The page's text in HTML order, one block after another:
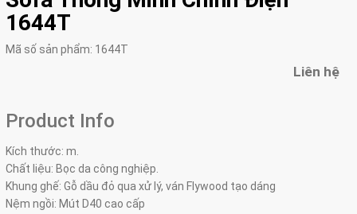
1644T
Mã số sản phẩm: 1644T
Liên hệ
Product Info
Kích thước: m.
Chất liệu: Bọc da công nghiệp.
Khung ghế: Gỗ dầu đỏ qua xử lý, ván Flywood tạo dáng
Nệm ngồi: Mút D40 cao cấp